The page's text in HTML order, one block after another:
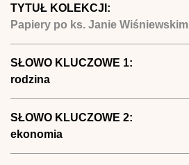
TYTUŁ KOLEKCJI:
Papiery po ks. Janie Wiśniewskim
SŁOWO KLUCZOWE 1:
rodzina
SŁOWO KLUCZOWE 2:
ekonomia